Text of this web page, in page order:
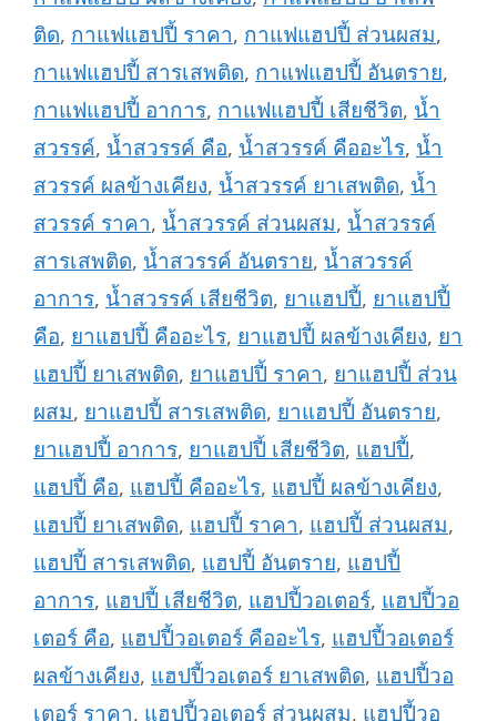
ติด, กาแฟแฮปปี้ ราคา, กาแฟแฮปปี้ ส่วนผสม,
กาแฟแฮปปี้ สารเสพติด, กาแฟแฮปปี้ อันตราย,
กาแฟแฮปปี้ อาการ, กาแฟแฮปปี้ เสียชีวิต, น้ำ
สวรรค์, น้ำสวรรค์ คือ, น้ำสวรรค์ คืออะไร, น้ำ
สวรรค์ ผลข้างเคียง, น้ำสวรรค์ ยาเสพติด, น้ำ
สวรรค์ ราคา, น้ำสวรรค์ ส่วนผสม, น้ำสวรรค์
สารเสพติด, น้ำสวรรค์ อันตราย, น้ำสวรรค์
อาการ, น้ำสวรรค์ เสียชีวิต, ยาแฮปปี้, ยาแฮปปี้
คือ, ยาแฮปปี้ คืออะไร, ยาแฮปปี้ ผลข้างเคียง, ยา
แฮปปี้ ยาเสพติด, ยาแฮปปี้ ราคา, ยาแฮปปี้ ส่วน
ผสม, ยาแฮปปี้ สารเสพติด, ยาแฮปปี้ อันตราย,
ยาแฮปปี้ อาการ, ยาแฮปปี้ เสียชีวิต, แฮปปี้,
แฮปปี้ คือ, แฮปปี้ คืออะไร, แฮปปี้ ผลข้างเคียง,
แฮปปี้ ยาเสพติด, แฮปปี้ ราคา, แฮปปี้ ส่วนผสม,
แฮปปี้ สารเสพติด, แฮปปี้ อันตราย, แฮปปี้
อาการ, แฮปปี้ เสียชีวิต, แฮปปี้วอเตอร์, แฮปปี้วอ
เตอร์ คือ, แฮปปี้วอเตอร์ คืออะไร, แฮปปี้วอเตอร์
ผลข้างเคียง, แฮปปี้วอเตอร์ ยาเสพติด, แฮปปี้วอ
เตอร์ ราคา, แฮปปี้วอเตอร์ ส่วนผสม, แฮปปี้วอ